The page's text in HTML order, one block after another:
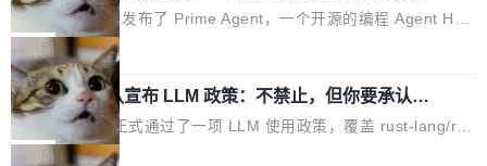
功耗与稳定性调优、兼容性测评及统一互联等内容展开系统讲解和
实战交流，帮助企业进一步了解开源鸿蒙在智能...
是 2026 年 8 月的第六起事故，其中四起与 AI/Copilot 服务相关。
GitHub 员工 kdaigle 在 HN 讨论中贴出了一组数据：2025 年全年
10 亿次 commit。现在，每周 2.75 亿次，全年预计 140 亿次。Gi
tHub...
t，ARC-AGI 3 超越人类专家基线
Prime Intellect 发布了 Prime Agent，一个开源的编程 Agent Har
ness，核心设计围绕两个抽象：Recursive Language Model（RL
M）和 Continual Harness。在 ARC-AGI 3 基准测试上，Prime A
gent + Opus 5 的组合达到了 95.5% RHAE Best@1，超过了 AR
C 报告的人类专家基线 95.4%。 不是又一个 coding agent 包装器
Prime Agent 的架构和市面上大多数 coding agent 有本质区别。
局
Rust 项目团队宣布 LLM 政策：不禁止，但你要承认哪
些代码不是你写的
Rust 语言项目正式通过了一项 LLM 使用政策，覆盖 rust-lang/rus
t 单一仓库的代码贡献。这不是项目级别的官方立场，目前由五个
局